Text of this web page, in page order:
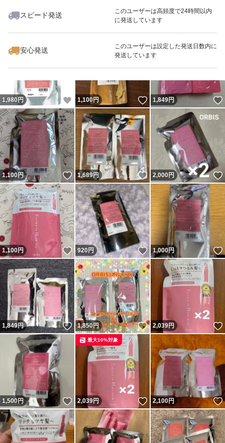
スピード発送
このユーザーは高頻度で24時間以内
に発送しています
安心発送
このユーザーは設定した発送日数内に
発送しています
いいね！
1,890
1,980円 いいね！
1,100円 いいね！
1,849円
1,100円 いいね！
1,689円 いいね！
2,000円
1,100円 いいね！
920円 いいね！
1,000円
1,849円 いいね！
1,850円 いいね！
2,039円
1,500円 いいね！
2,039円 いいね！
最大10%対象
2,100円